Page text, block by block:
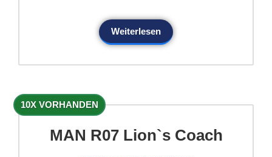
Weiterlesen
10X VORHANDEN
MAN R07 Lion`s Coach